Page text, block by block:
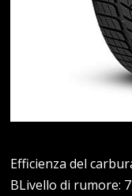
Efficienza del
BLivello di rumore: